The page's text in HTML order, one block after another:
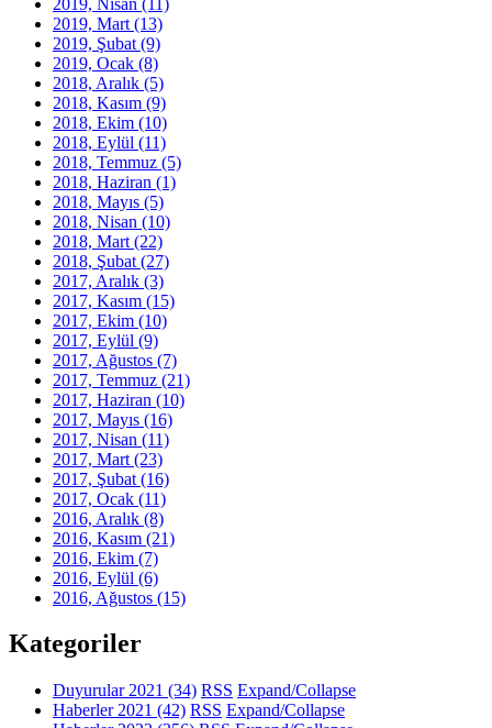
2019, Mart (13)
2019, Şubat (9)
2019, Ocak (8)
2018, Aralık (5)
2018, Kasım (9)
2018, Ekim (10)
2018, Eylül (11)
2018, Temmuz (5)
2018, Haziran (1)
2018, Mayıs (5)
2018, Nisan (10)
2018, Mart (22)
2018, Şubat (27)
2017, Aralık (3)
2017, Kasım (15)
2017, Ekim (10)
2017, Eylül (9)
2017, Ağustos (7)
2017, Temmuz (21)
2017, Haziran (10)
2017, Mayıs (16)
2017, Nisan (11)
2017, Mart (23)
2017, Şubat (16)
2017, Ocak (11)
2016, Aralık (8)
2016, Kasım (21)
2016, Ekim (7)
2016, Eylül (6)
2016, Ağustos (15)
Kategoriler
Duyurular 2021 (34) RSS Expand/Collapse
Haberler 2021 (42) RSS Expand/Collapse